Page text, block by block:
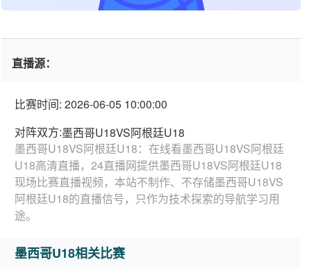
直播源：
比赛时间: 2026-06-05 10:00:00
对阵双方:墨西哥U18VS阿根廷U18
墨西哥U18VS阿根廷U18：在线看墨西哥U18VS阿根廷
U18高清直播，24直播网提供墨西哥U18VS阿根廷U18
现场比赛直播视频，本站不制作、不存储墨西哥U18VS
阿根廷U18的直播信号，只作为技术探索的导航学习用
途。
墨西哥U18相关比赛